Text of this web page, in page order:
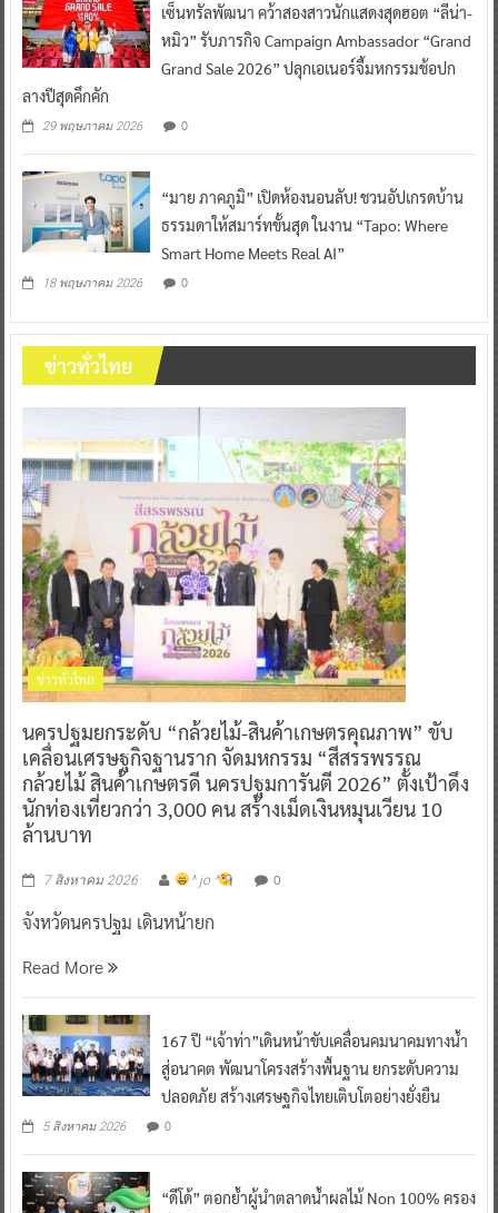
เซ็นทรัลพัฒนา คว้าสองสาวนักแสดงสุดฮอต “ลีน่า-
หมิว” รับภารกิจ Campaign Ambassador “Grand
Grand Sale 2026” ปลุกเอเนอร์จี้มหกรรมช้อปก
ลางปีสุดคึกคัก
29 พฤษภาคม 2026 0
“มาย ภาคภูมิ” เปิดห้องนอนลับ! ชวนอัปเกรดบ้าน
ธรรมดาให้สมาร์ทขั้นสุด ในงาน “Tapo: Where
Smart Home Meets Real AI”
18 พฤษภาคม 2026 0
ข่าวทั่วไทย
ข่าวทั่วไทย
นครปฐมยกระดับ “กล้วยไม้-สินค้าเกษตรคุณภาพ” ขับ
เคลื่อนเศรษฐกิจฐานราก จัดมหกรรม “สีสรรพรรณ
กล้วยไม้ สินค้าเกษตรดี นครปฐมการันตี 2026” ตั้งเป้าดึง
นักท่องเที่ยวกว่า 3,000 คน สร้างเม็ดเงินหมุนเวียน 10
ล้านบาท
7 สิงหาคม 2026 ^ jo ^ 0
จังหวัดนครปฐม เดินหน้ายก
Read More
167 ปี “เจ้าท่า”เดินหน้าขับเคลื่อนคมนาคมทางน้ำ
สู่อนาคต พัฒนาโครงสร้างพื้นฐาน ยกระดับความ
ปลอดภัย สร้างเศรษฐกิจไทยเติบโตอย่างยั่งยืน
5 สิงหาคม 2026 0
“ดีโด้” ตอกย้ำผู้นำตลาดน้ำผลไม้ Non 100% ครอง